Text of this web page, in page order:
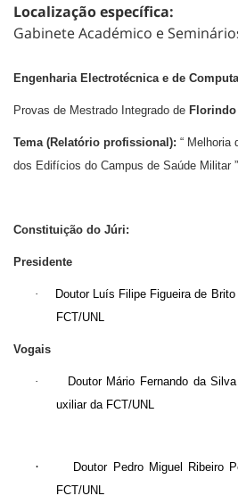
Localização específica:
Gabinete Académico e
Engenharia Electrotécnica e de
Provas de Mestrado Integrado de Florindo
Tema (Relatório profissional): “ Melhoria
dos Edifícios do Campus de Saúde Militar ”
Constituição do Júri:
Presidente
·
Doutor Luís Filipe Figueira de
FCT/UNL
Vogais
· DoutorMário Fernando da
uxiliarda FCT/UNL
·
Doutor Pedro Miguel Ribeiro
FCT/UNL